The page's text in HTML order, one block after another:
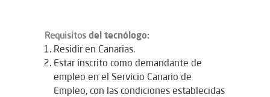
Requisitos del tecnólogo:
Residir en Canarias.
Estar inscrito como demandante de
empleo en el Servicio Canario de
Empleo, con las condiciones establecidas